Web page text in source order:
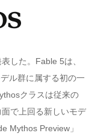
した。Fable 5は、
ル群に属する初の一
クラスは従来の
で上回る新しいモデ
Mythos Preview」